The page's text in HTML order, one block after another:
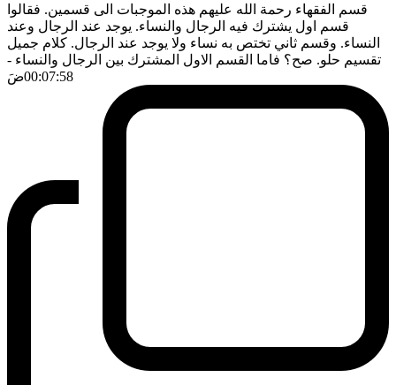
قسم الفقهاء رحمة الله عليهم هذه الموجبات الى قسمين. فقالوا
قسم اول يشترك فيه الرجال والنساء. يوجد عند الرجال وعند
النساء. وقسم ثاني تختص به نساء ولا يوجد عند الرجال. كلام جميل
تقسيم حلو. صح؟ فاما القسم الاول المشترك بين الرجال والنساء -
00:07:58ضَ